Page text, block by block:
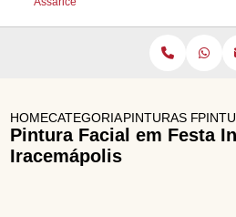
HOMECATEGORIASPINTURAS
Pintura Facial em Festa
Iracemápolis